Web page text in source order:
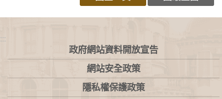
:::
政府網站資料開放宣告
網站安全政策
隱私權保護政策